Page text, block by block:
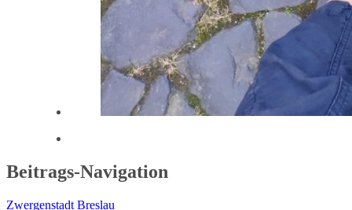
Beitrags-Navigation
Zwergenstadt Breslau